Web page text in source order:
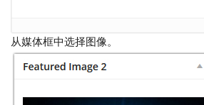
从媒体框中选择图像。